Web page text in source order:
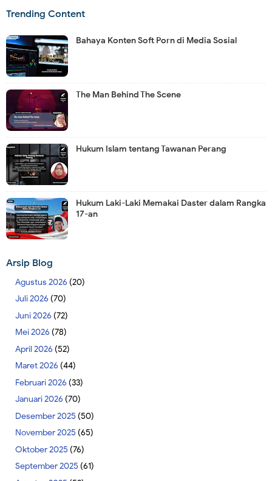
Trending Content
Bahaya Konten Soft Porn di Media Sosial
The Man Behind The Scene
Hukum Islam tentang Tawanan Perang
Hukum Laki-Laki Memakai Daster dalam Rangka
17-an
Arsip Blog
Agustus 2026 (20)
Juli 2026 (70)
Juni 2026 (72)
Mei 2026 (78)
April 2026 (52)
Maret 2026 (44)
Februari 2026 (33)
Januari 2026 (70)
Desember 2025 (50)
November 2025 (65)
Oktober 2025 (76)
September 2025 (61)